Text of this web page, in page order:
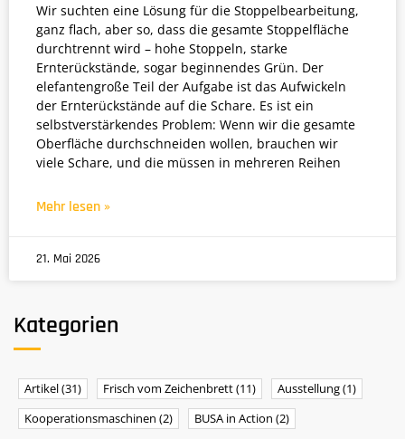
Wir suchten eine Lösung für die Stoppelbearbeitung,
ganz flach, aber so, dass die gesamte Stoppelfläche
durchtrennt wird – hohe Stoppeln, starke
Ernterückstände, sogar beginnendes Grün. Der
elefantengroße Teil der Aufgabe ist das Aufwickeln
der Ernterückstände auf die Schare. Es ist ein
selbstverstärkendes Problem: Wenn wir die gesamte
Oberfläche durchschneiden wollen, brauchen wir
viele Schare, und die müssen in mehreren Reihen
Mehr lesen »
21. Mai 2026
Kategorien
Artikel(31) Frisch vom Zeichenbrett(11) Ausstellung(1)
Kooperationsmaschinen (2) BUSA in Action (2)